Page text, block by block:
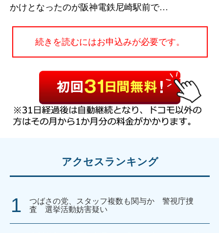
かけとなったのが阪神電鉄尼崎駅前で…
続きを読むにはお申込みが必要です。
アクセスランキング
つばさの党、スタッフ複数も関与か 警視庁捜
査 選挙活動妨害疑い